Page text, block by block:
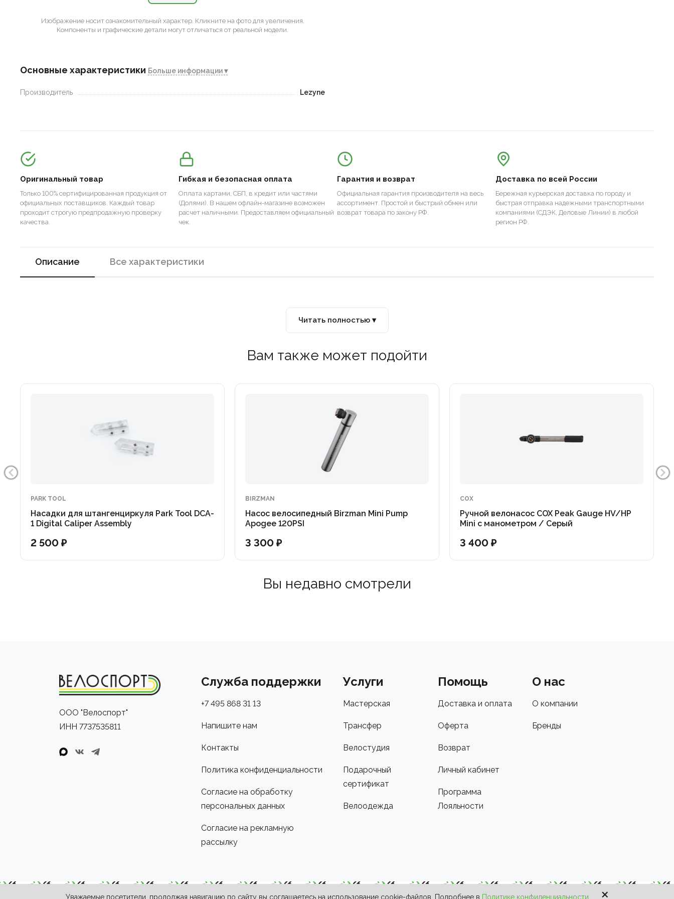
Изображение носит ознакомительный характер. Кликните на фото для увеличения.
Компоненты и графические детали могут отличаться от реальной модели.
Основные характеристики Больше информации ▾
Производитель Lezyne
Оригинальный товар
Только 100% сертифицированная продукция от
официальных поставщиков. Каждый товар
проходит строгую предпродажную проверку
качества.
Гибкая и безопасная оплата
Оплата картами, СБП, в кредит или частями
(Долями). В нашем офлайн-магазине возможен
расчет наличными. Предоставляем официальный
чек.
Гарантия и возврат
Официальная гарантия производителя на весь
ассортимент. Простой и быстрый обмен или
возврат товара по закону РФ.
Доставка по всей России
Бережная курьерская доставка по городу и
быстрая отправка надежными транспортными
компаниями (СДЭК, Деловые Линии) в любой
регион РФ.
Описание Все характеристики
Читать полностью ▾
Вам также может подойти
PARK TOOL
Насадки для штангенциркуля Park Tool DCA-
1 Digital Caliper Assembly
2 500 ₽
BIRZMAN
Насос велосипедный Birzman Mini Pump
Apogee 120PSI
3 300 ₽
COX
Ручной велонасос COX Peak Gauge HV/HP
Mini с манометром / Серый
3 400 ₽
Вы недавно смотрели
ООО "Велоспорт"
ИНН 7737535811
Служба поддержки
+7 495 868 31 13
Напишите нам
Контакты
Политика конфиденциальности
Согласие на обработку
персональных данных
Согласие на рекламную
рассылку
Услуги
Мастерская
Трансфер
Велостудия
Подарочный
сертификат
Велоодежда
Помощь
Доставка и оплата
Оферта
Возврат
Личный кабинет
Программа
Лояльности
О нас
О компании
Бренды
Уважаемые посетители, продолжая навигацию по сайту вы соглашаетесь на использование cookie-файлов. Подробнее в Политике конфиденциальности ×